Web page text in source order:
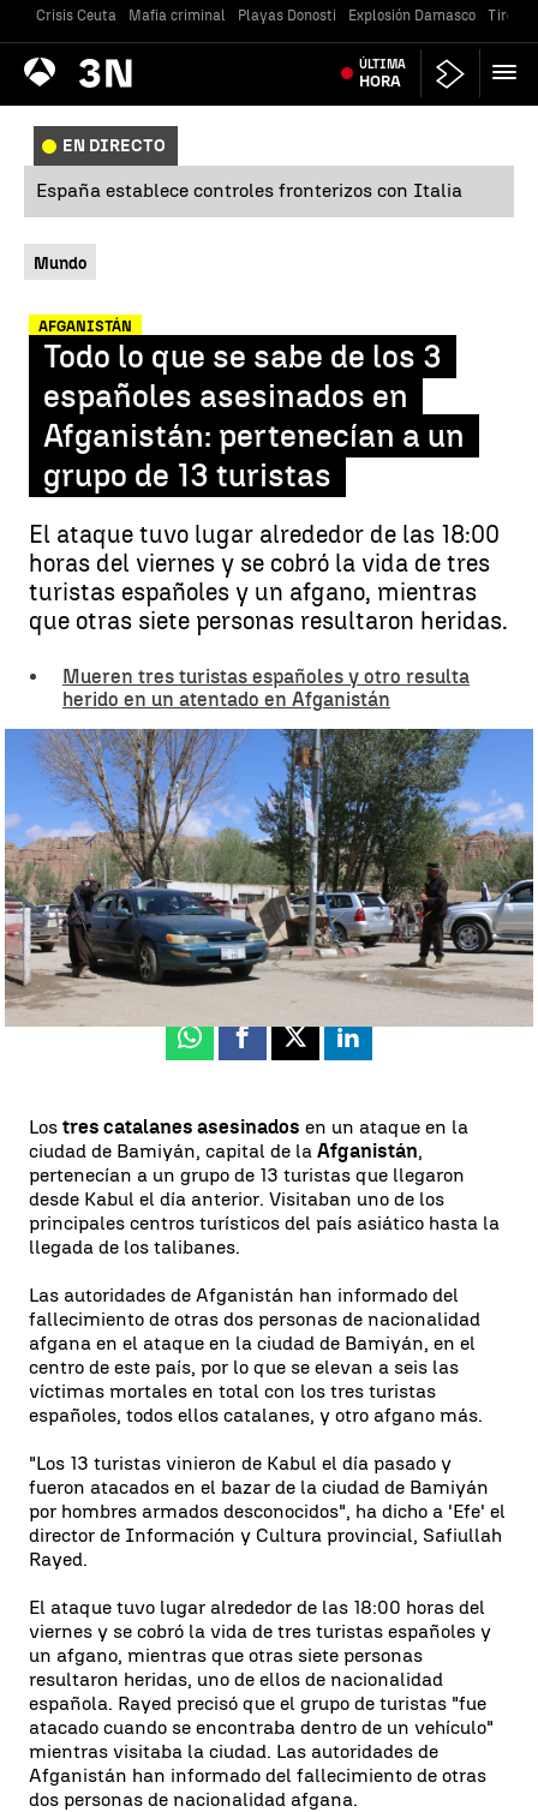
Crisis Ceuta Mafia criminal Playas Donosti Explosión Damasco Tiroteo
Antena
3 Noticias ÚLTIMA
HORA
EN DIRECTO
España establece controles fronterizos con Italia
Mundo
AFGANISTÁN
Todo lo que se sabe de los 3
españoles asesinados en
Afganistán: pertenecían a un
grupo de 13 turistas
El ataque tuvo lugar alrededor de las 18:00
horas del viernes y se cobró la vida de tres
turistas españoles y un afgano, mientras
que otras siete personas resultaron heridas.
Mueren tres turistas españoles y otro resulta
herido en un atentado en Afganistán
Todo lo que se sabe de los 3 españoles asesinados en Afganistán |
Neila Gallego
Publicado:18 de mayo de 2024, 12:45
Whatsapp
Facebook
X Linkedin
Los tres catalanes asesinados en un ataque en la
ciudad de Bamiyán, capital de la Afganistán,
pertenecían a un grupo de 13 turistas que llegaron
desde Kabul el día anterior. Visitaban uno de los
principales centros turísticos del país asiático hasta la
llegada de los talibanes.
Las autoridades de Afganistán han informado del
fallecimiento de otras dos personas de nacionalidad
afgana en el ataque en la ciudad de Bamiyán, en el
centro de este país, por lo que se elevan a seis las
víctimas mortales en total con los tres turistas
españoles, todos ellos catalanes, y otro afgano más.
"Los 13 turistas vinieron de Kabul el día pasado y
fueron atacados en el bazar de la ciudad de Bamiyán
por hombres armados desconocidos", ha dicho a 'Efe' el
director de Información y Cultura provincial, Safiullah
Rayed.
El ataque tuvo lugar alrededor de las 18:00 horas del
viernes y se cobró la vida de tres turistas españoles y
un afgano, mientras que otras siete personas
resultaron heridas, uno de ellos de nacionalidad
española. Rayed precisó que el grupo de turistas "fue
atacado cuando se encontraba dentro de un vehículo"
mientras visitaba la ciudad. Las autoridades de
Afganistán han informado del fallecimiento de otras
dos personas de nacionalidad afgana.